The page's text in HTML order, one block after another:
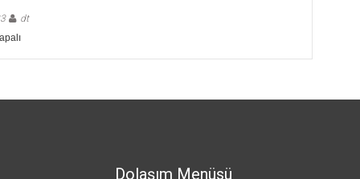
dt
Dolaşım Menüsü